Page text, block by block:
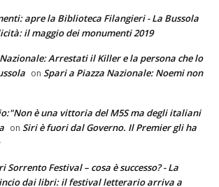
apre la Biblioteca Filangieri - La Bussola
il maggio dei monumenti 2019
Arrestati il Killer e la persona che lo
on Spari a Piazza Nazionale: Noemi non
è una vittoria del M5S ma degli italiani
on Siri è fuori dal Governo. Il Premier gli ha
Sorrento Festival – cosa è successo? - La
dai libri: il festival letterario arriva a